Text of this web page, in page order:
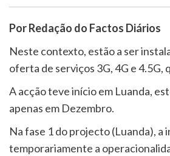
Por Redação do Factos Diários
Neste contexto, estão a ser
oferta de serviços 3G, 4G e 4.5G,
A acção teve início em Luanda,
apenas em Dezembro.
Na fase 1 do projecto (Luanda),
temporariamente a